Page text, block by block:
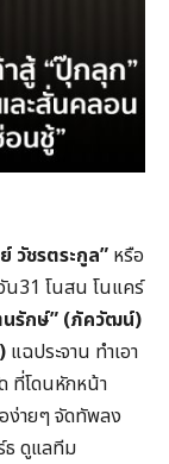
วัชรตระกูล” หรือ
น31 โนสน โนแคร์
รักษ์” (ภัควัฒน์)
แฉประจาน ทำเอา
ที่โดนหักหน้า
ง่ายๆ จัดทัพลง
ธ ดูแลทีม